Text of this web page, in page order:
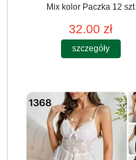
Mix kolor Paczka 12 szt
32.00 zł
szczegóły